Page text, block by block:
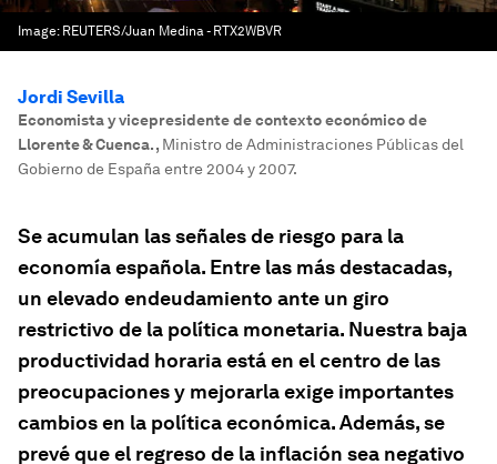
Image: REUTERS/Juan Medina - RTX2WBVR
Jordi Sevilla
Economista y vicepresidente de contexto económico de
Llorente & Cuenca., Ministro de Administraciones Públicas del
Gobierno de España entre 2004 y 2007.
Se acumulan las señales de riesgo para la
economía española. Entre las más destacadas,
un elevado endeudamiento ante un giro
restrictivo de la política monetaria. Nuestra baja
productividad horaria está en el centro de las
preocupaciones y mejorarla exige importantes
cambios en la política económica. Además, se
prevé que el regreso de la inflación sea negativo